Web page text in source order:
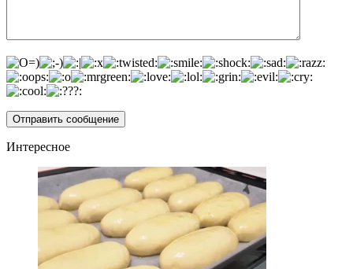
Интересное